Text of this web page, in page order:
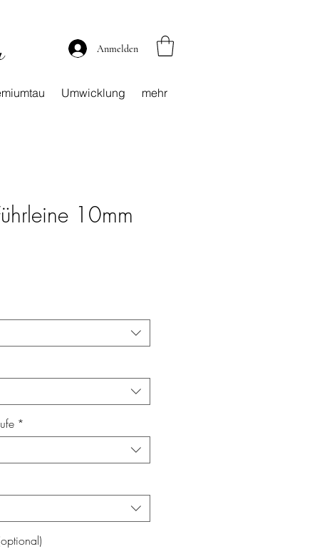
Anmelden
Umwicklung mehr
10mm
*